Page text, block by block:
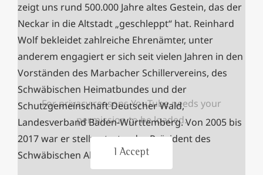
zeigt uns rund 500.000 Jahre altes Gestein, das der
Neckar in die Altstadt „geschleppt“ hat. Reinhard
Wolf bekleidet zahlreiche Ehrenämter, unter
anderem engagiert er sich seit vielen Jahren in den
Vorständen des Marbacher Schillervereins, des
Schwäbischen Heimatbundes und der
Schutzgemeinschaft Deutscher Wald,
Landesverband Baden-Württemberg. Von 2005 bis
2017 war er stellvertretender Präsident des
Schwäbischen Albvereins.
For privacy reasons YouTube needs your
permission to be loaded.
I Accept